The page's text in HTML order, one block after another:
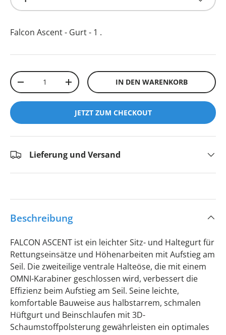
Falcon Ascent - Gurt - 1 .
Anzahl
-
+ IN DEN WARENKORB
JETZT ZUM CHECKOUT
Lieferung und Versand
Beschreibung
FALCON ASCENT ist ein leichter Sitz- und Haltegurt für
Rettungseinsätze und Höhenarbeiten mit Aufstieg am
Seil. Die zweiteilige ventrale Halteöse, die mit einem
OMNI-Karabiner geschlossen wird, verbessert die
Effizienz beim Aufstieg am Seil. Seine leichte,
komfortable Bauweise aus halbstarrem, schmalen
Hüftgurt und Beinschlaufen mit 3D-
Schaumstoffpolsterung gewährleisten ein optimales